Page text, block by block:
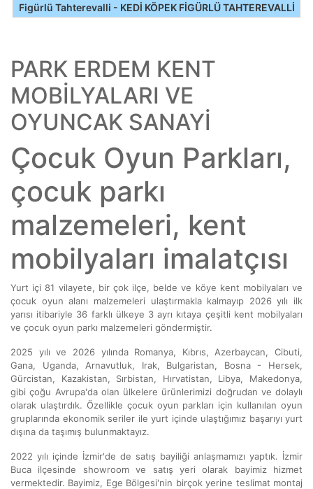
Figürlü Tahterevalli - KEDİ KÖPEK FİGÜRLÜ TAHTEREVALLİ
PARK ERDEM KENT
MOBİLYALARI VE
OYUNCAK SANAYİ
Çocuk Oyun Parkları,
çocuk parkı
malzemeleri, kent
mobilyaları imalatçısı
Yurt içi 81 vilayete, bir çok ilçe, belde ve köye kent mobilyaları ve
çocuk oyun alanı malzemeleri ulaştırmakla kalmayıp 2026 yılı ilk
yarısı itibariyle 36 farklı ülkeye 3 ayrı kıtaya çeşitli kent mobilyaları
ve çocuk oyun parkı malzemeleri göndermiştir.
2025 yılı ve 2026 yılında Romanya, Kıbrıs, Azerbaycan, Cibuti,
Gana, Uganda, Arnavutluk, Irak, Bulgaristan, Bosna - Hersek,
Gürcistan, Kazakistan, Sırbistan, Hırvatistan, Libya, Makedonya,
gibi çoğu Avrupa'da olan ülkelere ürünlerimizi doğrudan ve dolaylı
olarak ulaştırdık. Özellikle çocuk oyun parkları için kullanılan oyun
gruplarında ekonomik seriler ile yurt içinde ulaştığımız başarıyı yurt
dışına da taşımış bulunmaktayız.
2022 yılı içinde İzmir'de de satış bayiliği anlaşmamızı yaptık. İzmir
Buca ilçesinde showroom ve satış yeri olarak bayimiz hizmet
vermektedir. Bayimiz, Ege Bölgesi'nin birçok yerine teslimat montaj